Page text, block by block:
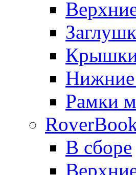
Нижние
Рамки
В сборе